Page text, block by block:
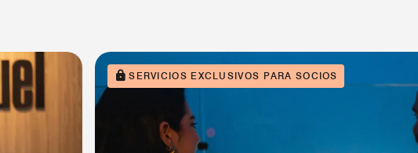
SERVICIOS EXCLUSIVOS PARA SOCIOS